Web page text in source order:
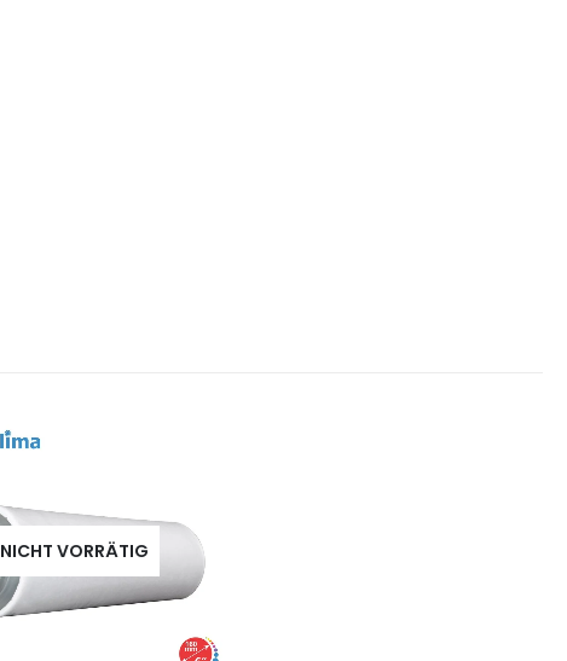
NICHT VORRÄTIG